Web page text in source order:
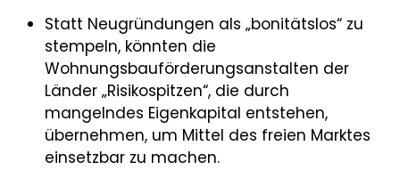
Statt Neugründungen als „bonitätslos“ zu
stempeln, könnten die
Wohnungsbauförderungsanstalten der
Länder „Risikospitzen“, die durch
mangelndes Eigenkapital entstehen,
übernehmen, um Mittel des freien Marktes
einsetzbar zu machen.